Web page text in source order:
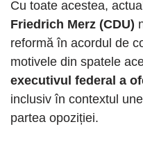
Cu toate acestea,
Friedrich Merz (CDU)
reformă în acordul de
motivele din spatele
executivul federal a
inclusiv în contextul
partea opoziției.